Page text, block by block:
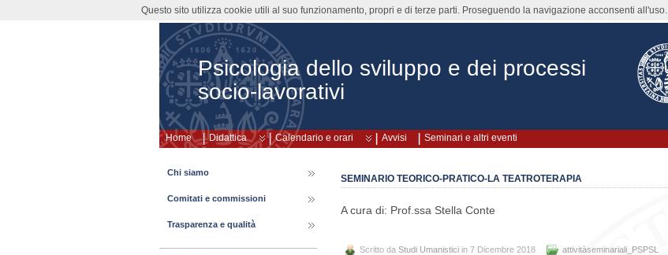
Psicologia dello sviluppo e dei processi
socio-lavorativi
Home Didattica Calendario e orari Avvisi Seminari e altri eventi
SEMINARIO TEORICO-PRATICO-LA TEATROTERAPIA
A cura di: Prof.ssa Stella Conte
Scritto da Studi Umanistici in 7 Dicembre 2018 attivitàseminariali_PSPSL
Chi siamo
Comitati e commissioni
Trasparenza e qualità
Questo sito utilizza cookie utili al suo funzionamento, propri e di terze parti. Proseguendo la navigazione acconsenti all'uso.